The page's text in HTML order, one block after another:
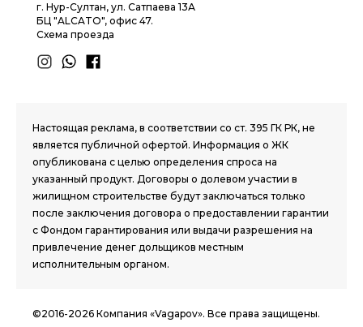
г. Нур-Султан, ул. Сатпаева 13А
БЦ "ALCATO", офис 47.
Схема проезда
Настоящая реклама, в соответствии со ст. 395 ГК РК, не
является публичной офертой. Информация о ЖК
опубликована с целью определения спроса на
указанный продукт. Договоры о долевом участии в
жилищном строительстве будут заключаться только
после заключения договора о предоставлении гарантии
с Фондом гарантирования или выдачи разрешения на
привлечение денег дольщиков местным
исполнительным органом.
©2016-2026 Компания «Vagapov». Все права защищены.